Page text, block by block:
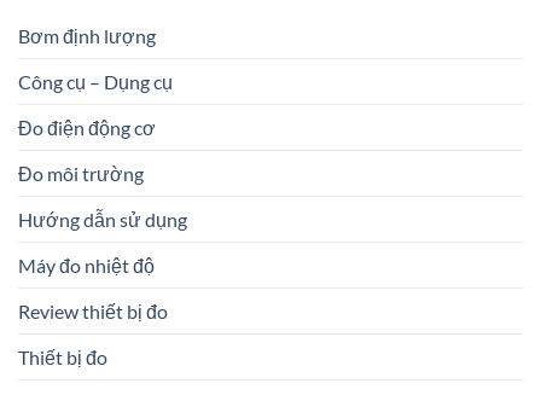
Bơm định lượng
Công cụ – Dụng cụ
Đo điện động cơ
Đo môi trường
Hướng dẫn sử dụng
Máy đo nhiệt độ
Review thiết bị đo
Thiết bị đo